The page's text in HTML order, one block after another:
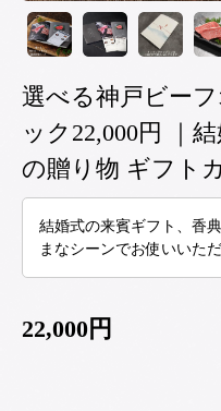
選べる神戸ビー
ック22,000円 ｜
の贈り物 ギフト
結婚式の来賓ギフト、香
まなシーンでお使いいた
22,000円